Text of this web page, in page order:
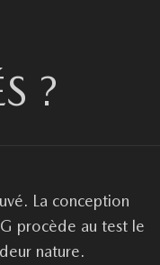
?
La conception
procède au test le
nature.